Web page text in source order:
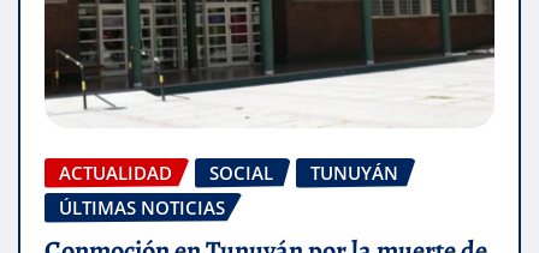
ACTUALIDAD SOCIAL
TUNUYÁN
ÚLTIMAS NOTICIAS